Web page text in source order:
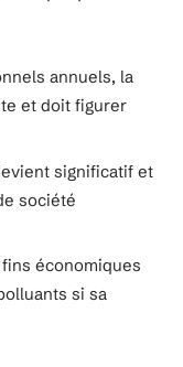
annuels, la
et doit figurer
significatif et
société
économiques
si sa